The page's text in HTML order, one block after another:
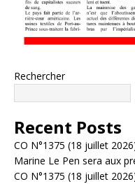
Rechercher
Recent Posts
CO N°1375 (18 juillet
Marine Le Pen sera aux
CO N°1375 (18 juillet